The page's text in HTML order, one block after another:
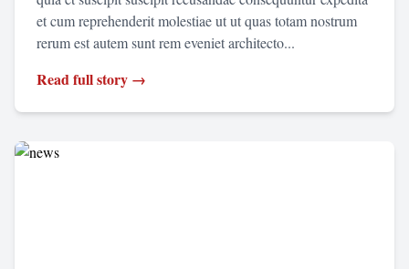
et cum reprehenderit molestiae ut ut quas totam nostrum
rerum est autem sunt rem eveniet architecto...
Read full story →